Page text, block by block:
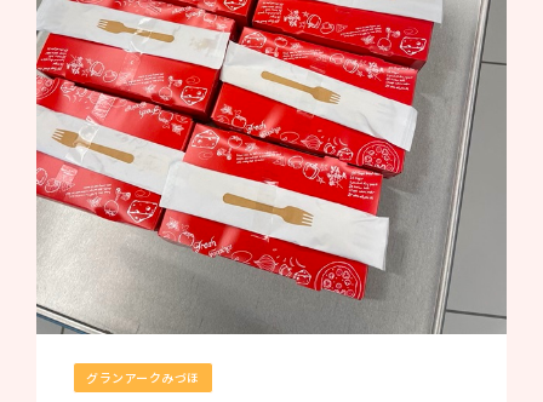
グランアークみづほ